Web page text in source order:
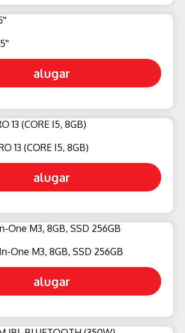
alugar
13 (CORE I5, 8GB)
alugar
One M3, 8GB, SSD 256GB
alugar